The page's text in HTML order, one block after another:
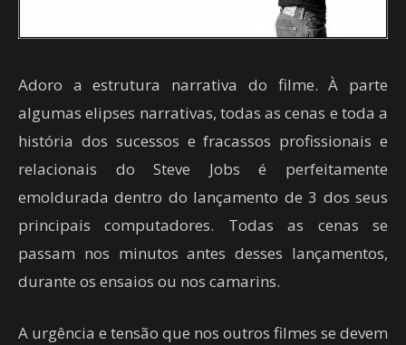
Adoro a estrutura narrativa do filme. À parte
algumas elipses narrativas, todas as cenas e toda a
história dos sucessos e fracassos profissionais e
relacionais do Steve Jobs é perfeitamente
emoldurada dentro do lançamento de 3 dos seus
principais computadores. Todas as cenas se
passam nos minutos antes desses lançamentos,
durante os ensaios ou nos camarins.
A urgência e tensão que nos outros filmes se devem